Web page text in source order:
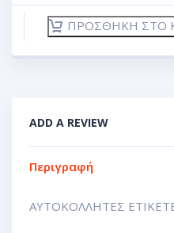
ΠΡΟΣΘΉΚΗ ΣΤΟ
ADD A REVIEW
Περιγραφή
ΑΥΤΟΚΟΛΛΗΤΕΣ